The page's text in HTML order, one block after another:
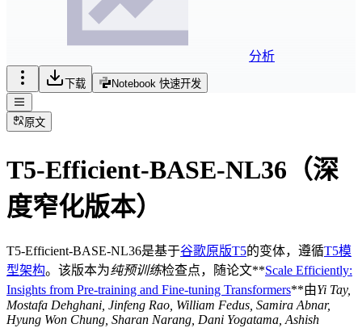
分析
下载 Notebook 快速开发
原文
T5-Efficient-BASE-NL36（深
度窄化版本）
T5-Efficient-BASE-NL36是基于谷歌原版T5的变体，遵循T5模
型架构。该版本为纯预训练检查点，随论文**Scale Efficiently:
Insights from Pre-training and Fine-tuning Transformers**由Yi Tay,
Mostafa Dehghani, Jinfeng Rao, William Fedus, Samira Abnar,
Hyung Won Chung, Sharan Narang, Dani Yogatama, Ashish